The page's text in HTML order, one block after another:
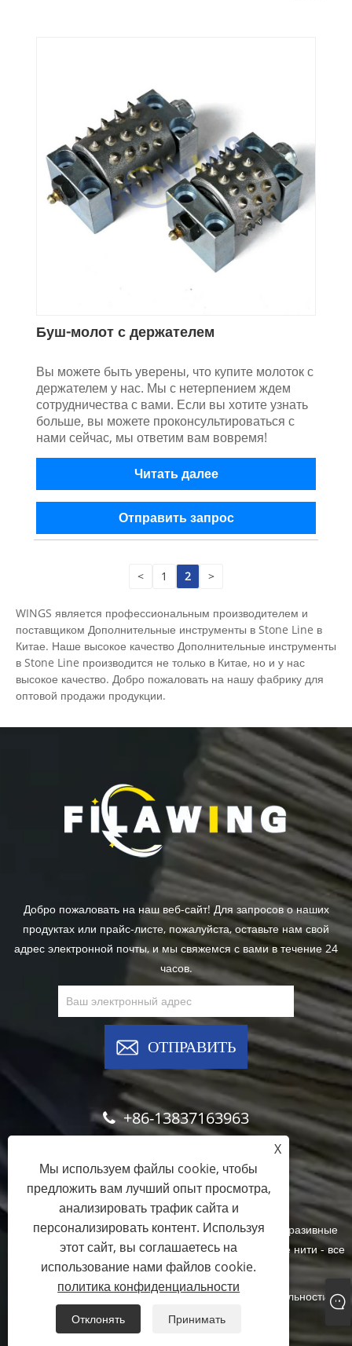
Буш-молот с держателем
Вы можете быть уверены, что купите молоток с
держателем у нас. Мы с нетерпением ждем
сотрудничества с вами. Если вы хотите узнать
больше, вы можете проконсультироваться с
нами сейчас, мы ответим вам вовремя!
Читать далее
Отправить запрос
< 1 2 >
WINGS является профессиональным производителем и
поставщиком Дополнительные инструменты в Stone Line в
Китае. Наше высокое качество Дополнительные инструменты
в Stone Line производится не только в Китае, но и у нас
высокое качество. Добро пожаловать на нашу фабрику для
оптовой продажи продукции.
Добро пожаловать на наш веб-сайт! Для запросов о наших
продуктах или прайс-листе, пожалуйста, оставьте нам свой
адрес электронной почты, и мы свяжемся с вами в течение 24
часов.
ОТПРАВИТЬ
+86-13837163963
info@brushfilaments.com
Copyright © 2023 Filawing Industry Co., Limited - Абразивные
нейлоновые нити, нити из карбида кремния, алмазные нити - все
права защищены
Sitemap RSS XML политика конфиденциальности
X
Мы используем файлы cookie, чтобы
предложить вам лучший опыт просмотра,
анализировать трафик сайта и
персонализировать контент. Используя
этот сайт, вы соглашаетесь на
использование нами файлов cookie.
политика конфиденциальности
Отклонять Принимать